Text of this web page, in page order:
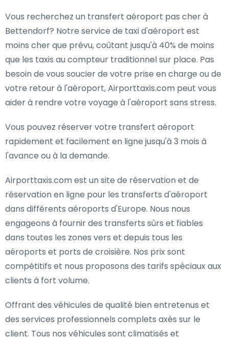
Vous recherchez un transfert aéroport pas cher à
Bettendorf? Notre service de taxi d'aéroport est
moins cher que prévu, coûtant jusqu'à 40% de moins
que les taxis au compteur traditionnel sur place. Pas
besoin de vous soucier de votre prise en charge ou de
votre retour à l'aéroport, Airporttaxis.com peut vous
aider à rendre votre voyage à l'aéroport sans stress.
Vous pouvez réserver votre transfert aéroport
rapidement et facilement en ligne jusqu'à 3 mois à
l'avance ou à la demande.
Airporttaxis.com est un site de réservation et de
réservation en ligne pour les transferts d'aéroport
dans différents aéroports d'Europe. Nous nous
engageons à fournir des transferts sûrs et fiables
dans toutes les zones vers et depuis tous les
aéroports et ports de croisière. Nos prix sont
compétitifs et nous proposons des tarifs spéciaux aux
clients à fort volume.
Offrant des véhicules de qualité bien entretenus et
des services professionnels complets axés sur le
client. Tous nos véhicules sont climatisés et